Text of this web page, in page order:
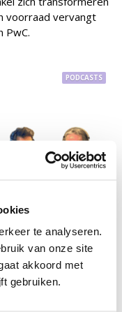
te analyseren.
van onze site
akkoord met
gebruiken.
voorraad vervangt
PwC.
PODCASTS